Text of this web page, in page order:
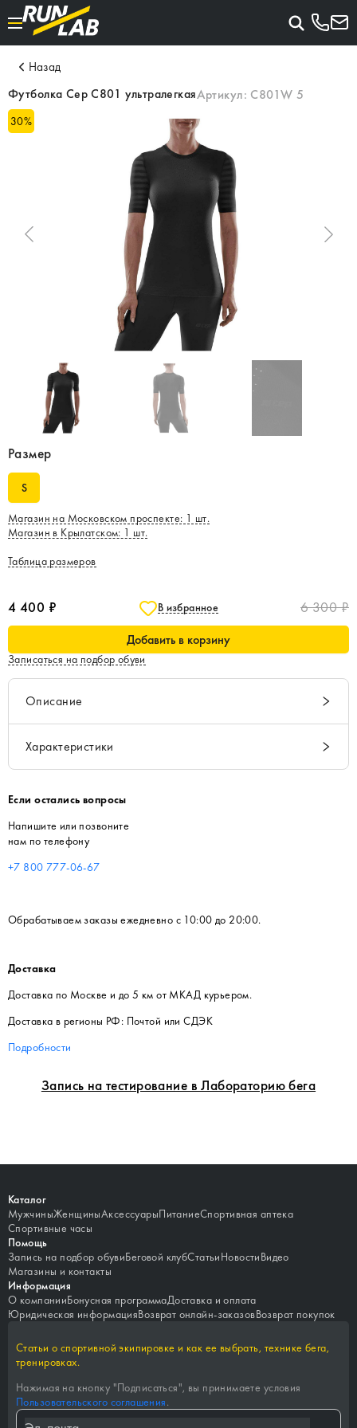
Назад
Футболка Cep C801 ультралегкаяАртикул: C801W 5
30%
Запись на тестирование в Лабораторию бега
Размер
S
Магазин на Московском проспекте: 1 шт.
Магазин в Крылатском: 1 шт.
Таблица размеров
4 400 ₽ В избранное 6 300 ₽
Добавить в корзину
Записаться на подбор обуви
Описание
Характеристики
Если остались вопросы
Напишите или позвоните
нам по телефону
+7 800 777-06-67
Обрабатываем заказы ежедневно с 10:00 до 20:00.
Доставка
Доставка по Москве и до 5 км от МКАД курьером.
Доставка в регионы РФ: Почтой или СДЭК
Подробности
Каталог
МужчиныЖенщиныАксессуарыПитаниеСпортивная аптека
Спортивные часы
Помощь
Запись на подбор обувиБеговой клубСтатьиНовостиВидео
Магазины и контакты
Информация
О компанииБонусная программаДоставка и оплата
Юридическая информацияВозврат онлайн-заказовВозврат покупок
Статьи о спортивной экипировке и как ее выбрать, технике бега,
тренировках.
Нажимая на кнопку "Подписаться", вы принимаете условия
Пользовательского соглашения.